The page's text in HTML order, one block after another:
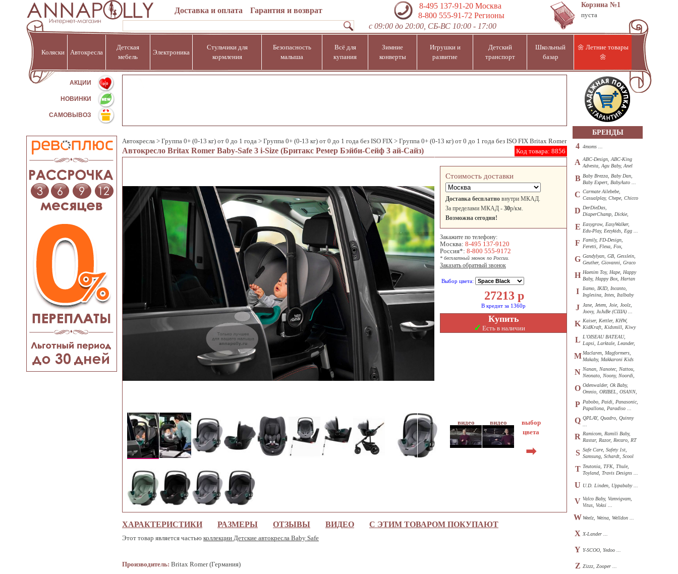
Доставка и оплата Гарантия и возврат
8-495 137-91-20Москва
8-800 555-91-72 Регионы
с 09:00 до 20:00, СБ-ВС 10:00 - 17:00
Корзина №1
пуста
Коляски Автокресла
Детская
мебель
Электроника
Стульчики для
кормления
Безопасность
малыша
Всё для
купания
Зимние
конверты
Игрушки и
развитие
Детский
транспорт
Школьный
базар
🌼 Летние товары
🌼
АКЦИИ %
НОВИНКИ
САМОВЫВОЗ
Автокресла > Группа 0+ (0-13 кг) от 0 до 1 года > Группа 0+ (0-13 кг) от 0 до 1 года без ISO FIX > Группа 0+ (0-13 кг) от 0 до 1 года без ISO FIX Britax Romer
Код товара: 8856
Автокресло Britax Romer Baby-Safe 3 i-Size (Бритакс Ремер Бэйби-Сейф 3 ай-Сайз)
Стоимость доставки
Доставка бесплатно внутри МКАД.
За пределами МКАД - 30р/км.
Возможна сегодня!
Закажите по телефону:
Москва: 8-495 137-9120
Россия*: 8-800 555-9172
* бесплатный звонок по России.
Заказать обратный звонок
Выбор цвета:
27213 р
В кредит за 1360р
Купить
✓ Есть в наличии
выбор
цвета
➡
ХАРАКТЕРИСТИКИ РАЗМЕРЫ ОТЗЫВЫ ВИДЕО С ЭТИМ ТОВАРОМ ПОКУПАЮТ
Этот товар является частью коллекции Детские автокресла Baby Safe
Производитель: Britax Romer (Германия)
БРЕНДЫ
4 4moms ...
A ABC-Design, ABC-King
Advesta, Agu Baby, Anel
B Baby Brezza, Baby Dan,
Baby Expert, BabyAuto ...
C Carmate Ailebebe,
Casualplay, Chepe, Chicco
D DerDieDas,
DiaperChamp, Dickie,
E Easygrow, EasyWalker,
Edu-Play, Eezykids, Egg ...
F
Family, FD-Design,
Feretti, Flexa, Fox,
G Gandylyan, GB, Gesslein,
Geuther, Giovanni, Graco
H Haenim Toy, Hape, Happy
Baby, Happy Box, Hartan
I
Iiamo, IKID, Incanto,
Inglesina, Intex, Italbaby
J
Jane, Jetem, Joie, Joolz,
Joovy, JuJuBe (США) ...
K Kaiser, Kettler, KHW,
KidKraft, Kidsmill, Kiwy
L L'OISEAU BATEAU,
Lapsi, Larktale, Leander,
M Maclaren, Magformers,
Makaby, Makkaroni Kids
N Nanan, Nanotec, Nattou,
Neonato, Noony, Noordi,
O Odenwalder, Ok Baby,
Omnio, ORIBEL, OSANN,
P Pabobo, Paidi, Panasonic,
Papallona, Paradiso ...
Q QPLAY, Quadro, Quinny
R Ramicom, Ramili Baby,
Rastar, Razor, Recaro, RT
S Safe Care, Safety 1st,
Samsung, Schardt, Scool
T Teutonia, TFK, Thule,
Toyland, Travis Designs ...
U U.D. Linden, Uppababy ...
V Valco Baby, Vamvigvam,
Vitus, Voksi ...
WWeelz, Weina, Welldon ...
X X-Lander ...
Y Y-SCOO, Yedoo ...
Z Zizzz, Zooper ...